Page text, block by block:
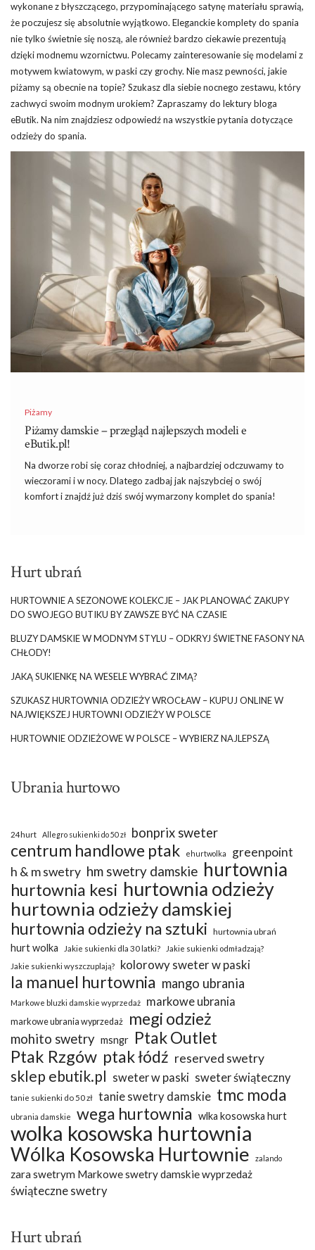
wykonane z błyszczącego, przypominającego satynę materiału sprawią,
że poczujesz się absolutnie wyjątkowo. Eleganckie komplety do spania
nie tylko świetnie się noszą, ale również bardzo ciekawie prezentują
dzięki modnemu wzornictwu. Polecamy zainteresowanie się modelami z
motywem kwiatowym, w paski czy grochy. Nie masz pewności, jakie
piżamy są obecnie na topie? Szukasz dla siebie nocnego zestawu, który
zachwyci swoim modnym urokiem? Zapraszamy do lektury bloga
eButik. Na nim znajdziesz odpowiedź na wszystkie pytania dotyczące
odzieży do spania.
Piżamy
Piżamy damskie – przegląd najlepszych modeli e
eButik.pl!
Na dworze robi się coraz chłodniej, a najbardziej odczuwamy to
wieczorami i w nocy. Dlatego zadbaj jak najszybciej o swój
komfort i znajdź już dziś swój wymarzony komplet do spania!
stylowy strój nocny jest niemniej ważny od innych, bo dzięki
Poznaj ciekawą historię piżamy!
najpierw ciekawą historią tego stroju. Założymy się, że nie
wiedziałaś, że dawniej w piżamie …
Hurt ubrań
HURTOWNIE A SEZONOWE KOLEKCJE – JAK PLANOWAĆ ZAKUPY
DO SWOJEGO BUTIKU BY ZAWSZE BYĆ NA CZASIE
BLUZY DAMSKIE W MODNYM STYLU – ODKRYJ ŚWIETNE FASONY NA
CHŁODY!
JAKĄ SUKIENKĘ NA WESELE WYBRAĆ ZIMĄ?
SZUKASZ HURTOWNIA ODZIEŻY WROCŁAW – KUPUJ ONLINE W
NAJWIĘKSZEJ HURTOWNI ODZIEŻY W POLSCE
HURTOWNIE ODZIEŻOWE W POLSCE – WYBIERZ NAJLEPSZĄ
Ubrania hurtowo
24hurt Allegro sukienki do 50 zł bonprix sweter
centrum handlowe ptak ehurtwolka
greenpoint
h & m swetry hm swetry damskie hurtownia
hurtownia kesi hurtownia odzieży
hurtownia odzieży damskiej
hurtownia odzieży na sztuki hurtownia ubrań
hurt wolka Jakie sukienki dla 30 latki?
Jakie sukienki odmładzają?
Jakie sukienki wyszczuplają?
kolorowy sweter w paski
la manuel hurtownia mango ubrania
Markowe bluzki damskie wyprzedaż markowe ubrania
markowe ubrania wyprzedaż megi odzież
mohito swetry msngr Ptak Outlet
Ptak Rzgów ptak łódź reserved swetry
sklep ebutik.pl sweter w paski sweter świąteczny
tanie sukienki do 50 zł tanie swetry damskie tmc moda
ubrania damskie wega hurtownia wlka kosowska hurt
wolka kosowska hurtownia
Wólka Kosowska Hurtownie zalando
zara swetrym Markowe swetry damskie wyprzedaż
świąteczne swetry
Hurt ubrań